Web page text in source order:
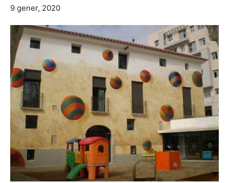
9 gener, 2020